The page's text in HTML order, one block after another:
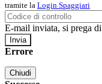
tramite la Login Spaggiari
E-mail inviata, si prega
Errore
Chiudi